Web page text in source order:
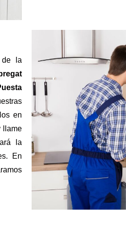
de la
en
llame
la
En